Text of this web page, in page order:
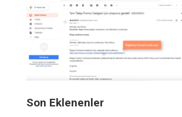
Son Eklenenler